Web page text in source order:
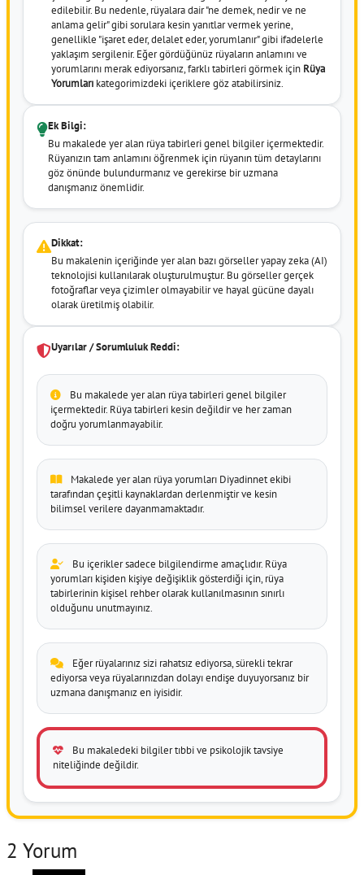
edilebilir. Bu nedenle, rüyalara dair "ne demek, nedir ve ne
anlama gelir" gibi sorulara kesin yanıtlar vermek yerine,
genellikle "işaret eder, delalet eder, yorumlanır" gibi ifadelerle
yaklaşım sergilenir. Eğer gördüğünüz rüyaların anlamını ve
yorumlarını merak ediyorsanız, farklı tabirleri görmek için Rüya
Yorumları kategorimizdeki içeriklere göz atabilirsiniz.
Ek Bilgi:
Bu makalede yer alan rüya tabirleri genel bilgiler içermektedir.
Rüyanızın tam anlamını öğrenmek için rüyanın tüm detaylarını
göz önünde bulundurmanız ve gerekirse bir uzmana
danışmanız önemlidir.
Dikkat:
Bu makalenin içeriğinde yer alan bazı görseller yapay zeka (AI)
teknolojisi kullanılarak oluşturulmuştur. Bu görseller gerçek
fotoğraflar veya çizimler olmayabilir ve hayal gücüne dayalı
olarak üretilmiş olabilir.
Uyarılar / Sorumluluk Reddi:
Bu makalede yer alan rüya tabirleri genel bilgiler
içermektedir. Rüya tabirleri kesin değildir ve her zaman
doğru yorumlanmayabilir.
Makalede yer alan rüya yorumları Diyadinnet ekibi
tarafından çeşitli kaynaklardan derlenmiştir ve kesin
bilimsel verilere dayanmamaktadır.
Bu içerikler sadece bilgilendirme amaçlıdır. Rüya
yorumları kişiden kişiye değişiklik gösterdiği için, rüya
tabirlerinin kişisel rehber olarak kullanılmasının sınırlı
olduğunu unutmayınız.
Eğer rüyalarınız sizi rahatsız ediyorsa, sürekli tekrar
ediyorsa veya rüyalarınızdan dolayı endişe duyuyorsanız bir
uzmana danışmanız en iyisidir.
Bu makaledeki bilgiler tıbbi ve psikolojik tavsiye
niteliğinde değildir.
2 Yorum